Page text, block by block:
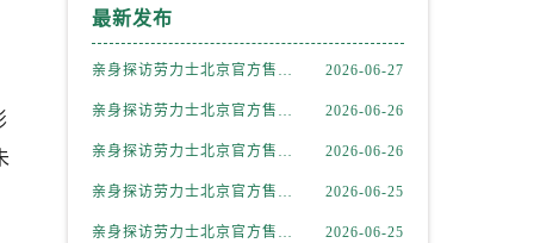
最新发布
亲身探访劳力士北京官方售后服务中心｜全新地址电话一览（2026年7月最新） 2026-06-27
亲身探访劳力士北京官方售后服务中心｜网点地址与售后热线（2026年6月最新） 2026-06-26
亲身探访劳力士北京官方售后服务中心｜网点地址及官方服务电话（2026年6月最新） 2026-06-26
亲身探访劳力士北京官方售后服务中心｜网点地址及售后热线（2026年6月最新） 2026-06-25
亲身探访劳力士北京官方售后服务中心｜完整地址与联系电话（2026年6月最新） 2026-06-25